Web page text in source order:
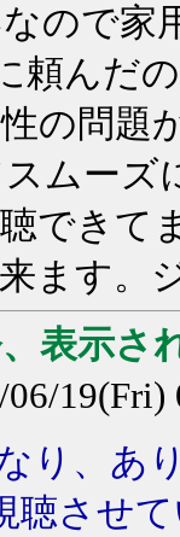
ので家
頼んだ
の問題
ムーズ
できて
ます。
表示さ
06/
り、あ
聴させ